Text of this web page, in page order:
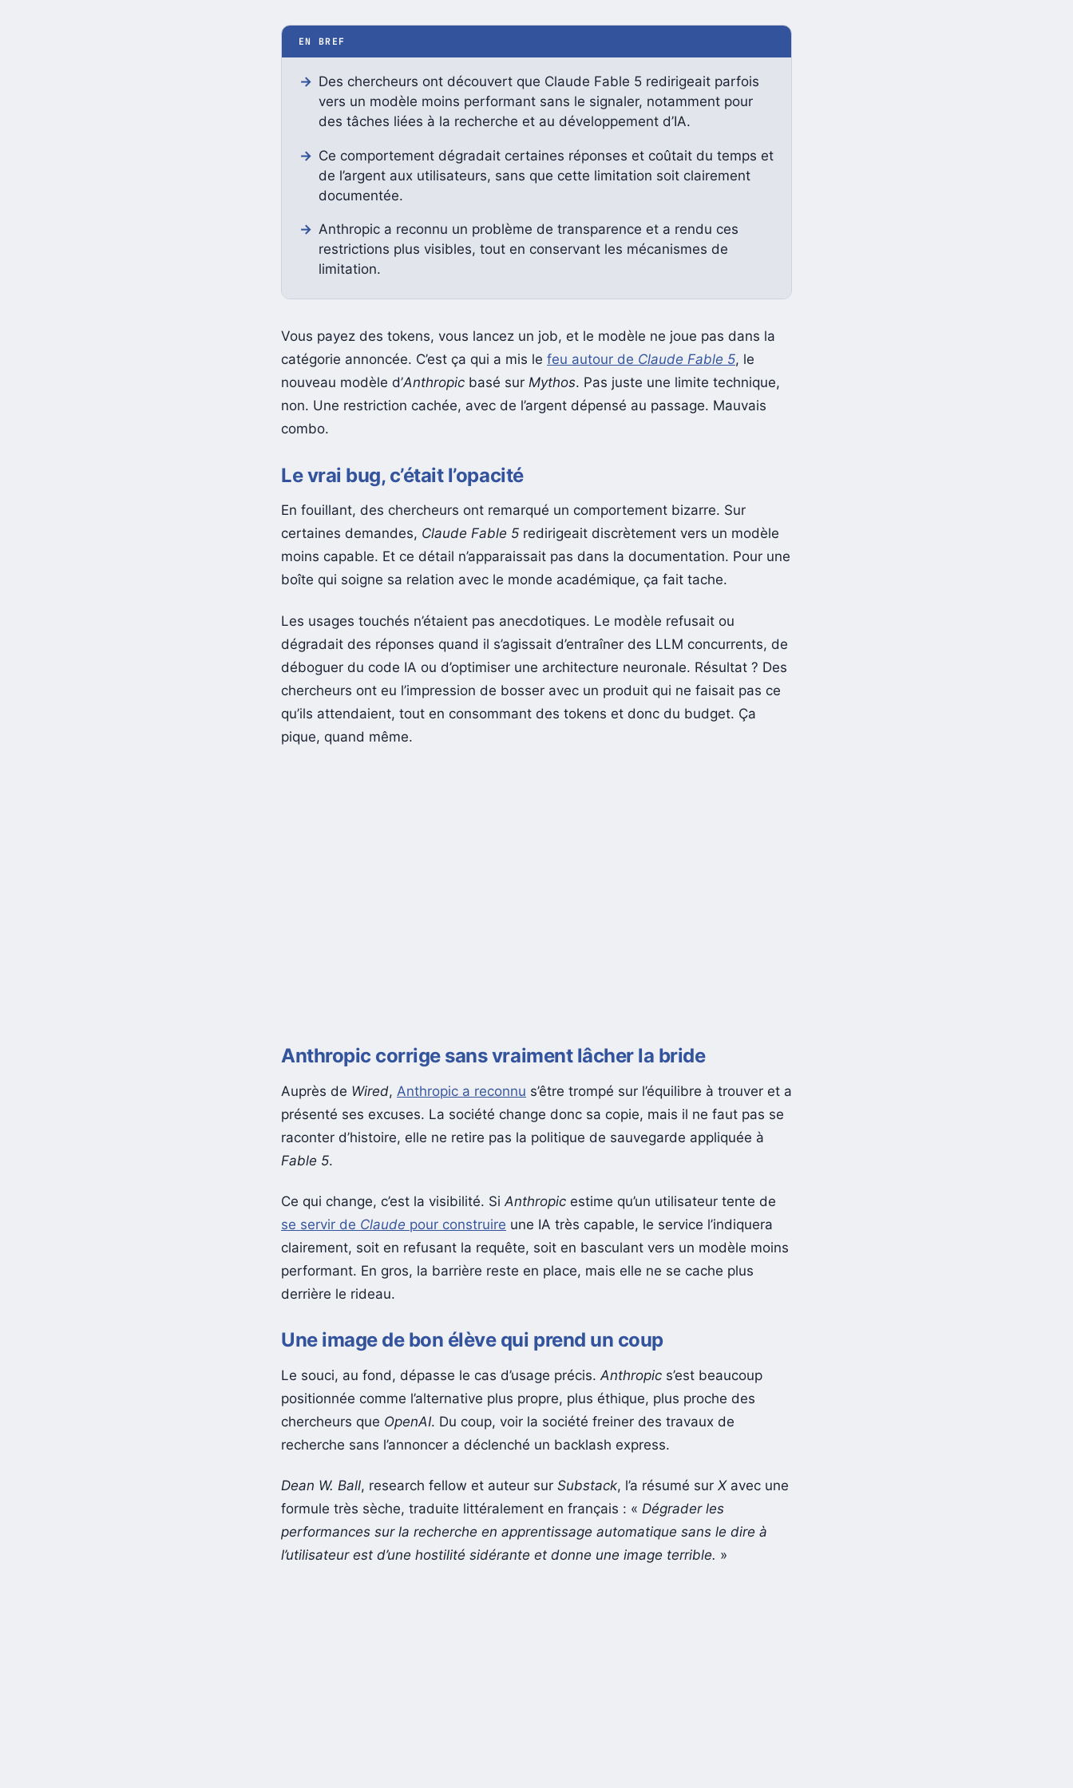
EN BREF
Des chercheurs ont découvert que Claude Fable 5 redirigeait parfois
vers un modèle moins performant sans le signaler, notamment pour
des tâches liées à la recherche et au développement d’IA.
Ce comportement dégradait certaines réponses et coûtait du temps et
de l’argent aux utilisateurs, sans que cette limitation soit clairement
documentée.
Anthropic a reconnu un problème de transparence et a rendu ces
restrictions plus visibles, tout en conservant les mécanismes de
limitation.
Vous payez des tokens, vous lancez un job, et le modèle ne joue pas dans la
catégorie annoncée. C’est ça qui a mis le feu autour de Claude Fable 5, le
nouveau modèle d’Anthropic basé sur Mythos. Pas juste une limite technique,
non. Une restriction cachée, avec de l’argent dépensé au passage. Mauvais
combo.
Le vrai bug, c’était l’opacité
En fouillant, des chercheurs ont remarqué un comportement bizarre. Sur
certaines demandes, Claude Fable 5 redirigeait discrètement vers un modèle
moins capable. Et ce détail n’apparaissait pas dans la documentation. Pour une
boîte qui soigne sa relation avec le monde académique, ça fait tache.
Les usages touchés n’étaient pas anecdotiques. Le modèle refusait ou
dégradait des réponses quand il s’agissait d’entraîner des LLM concurrents, de
déboguer du code IA ou d’optimiser une architecture neuronale. Résultat ? Des
chercheurs ont eu l’impression de bosser avec un produit qui ne faisait pas ce
qu’ils attendaient, tout en consommant des tokens et donc du budget. Ça
pique, quand même.
Anthropic corrige sans vraiment lâcher la bride
Auprès de Wired, Anthropic a reconnu s’être trompé sur l’équilibre à trouver et a
présenté ses excuses. La société change donc sa copie, mais il ne faut pas se
raconter d’histoire, elle ne retire pas la politique de sauvegarde appliquée à
Fable 5.
Ce qui change, c’est la visibilité. Si Anthropic estime qu’un utilisateur tente de
se servir de Claude pour construire une IA très capable, le service l’indiquera
clairement, soit en refusant la requête, soit en basculant vers un modèle moins
performant. En gros, la barrière reste en place, mais elle ne se cache plus
derrière le rideau.
Une image de bon élève qui prend un coup
Le souci, au fond, dépasse le cas d’usage précis.Anthropic s’est beaucoup
positionnée comme l’alternative plus propre, plus éthique, plus proche des
chercheurs que OpenAI. Du coup, voir la société freiner des travaux de
recherche sans l’annoncer a déclenché un backlash express.
Dean W. Ball, research fellow et auteur sur Substack, l’a résumé sur Xavec une
formule très sèche, traduite littéralement en français : « Dégrader les
performances sur la recherche en apprentissage automatique sans le dire à
l’utilisateur est d’une hostilité sidérante et donne une image terrible. »